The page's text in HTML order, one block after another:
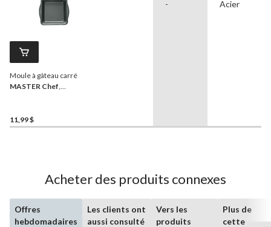
Moule à gâteau carré
MASTER Chef
11,99 $
- Acier
Acheter des produits connexes
Offres
hebdomadaires
Les clients ont
aussi consulté
Vers les
produits
Plus de
cette